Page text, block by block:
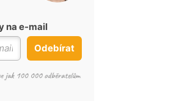
na e-mail
Odebírat